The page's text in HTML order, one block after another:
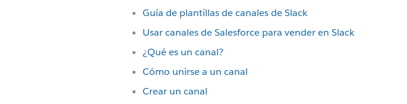
Guía de plantillas de canales de Slack
Usar canales de Salesforce para vender en Slack
¿Qué es un canal?
Cómo unirse a un canal
Crear un canal